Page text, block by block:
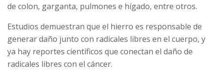
de colon, garganta, pulmones e hígado, entre otros.
Estudios demuestran que el hierro es responsable de
generar daño junto con radicales libres en el cuerpo, y
ya hay reportes científicos que conectan el daño de
radicales libres con el cáncer.